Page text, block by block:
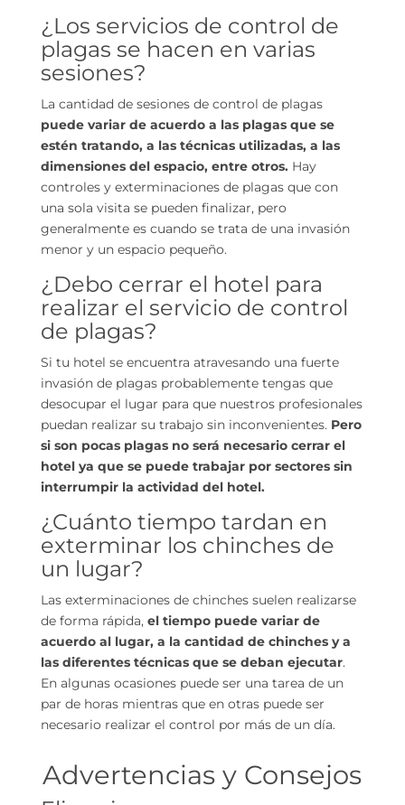
¿Los servicios de control de
plagas se hacen en varias
sesiones?
La cantidad de sesiones de control de plagas
puede variar de acuerdo a las plagas que se
estén tratando, a las técnicas utilizadas, a las
dimensiones del espacio, entre otros. Hay
controles y exterminaciones de plagas que con
una sola visita se pueden finalizar, pero
generalmente es cuando se trata de una invasión
menor y un espacio pequeño.
¿Debo cerrar el hotel para
realizar el servicio de control
de plagas?
Si tu hotel se encuentra atravesando una fuerte
invasión de plagas probablemente tengas que
desocupar el lugar para que nuestros profesionales
puedan realizar su trabajo sin inconvenientes. Pero
si son pocas plagas no será necesario cerrar el
hotel ya que se puede trabajar por sectores sin
interrumpir la actividad del hotel.
¿Cuánto tiempo tardan en
exterminar los chinches de
un lugar?
Las exterminaciones de chinches suelen realizarse
de forma rápida, el tiempo puede variar de
acuerdo al lugar, a la cantidad de chinches y a
las diferentes técnicas que se deban ejecutar.
En algunas ocasiones puede ser una tarea de un
par de horas mientras que en otras puede ser
necesario realizar el control por más de un día.
Advertencias y Consejos